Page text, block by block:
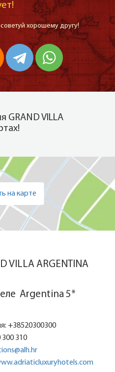
хорошему другу!
GRAND VILLA
на карте
VILLA ARGENTINA
Argentina 5*
+38520300300
310